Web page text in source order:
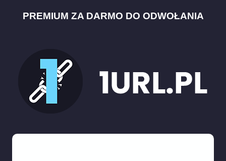
PREMIUM ZA DARMO DO ODWOŁANIA